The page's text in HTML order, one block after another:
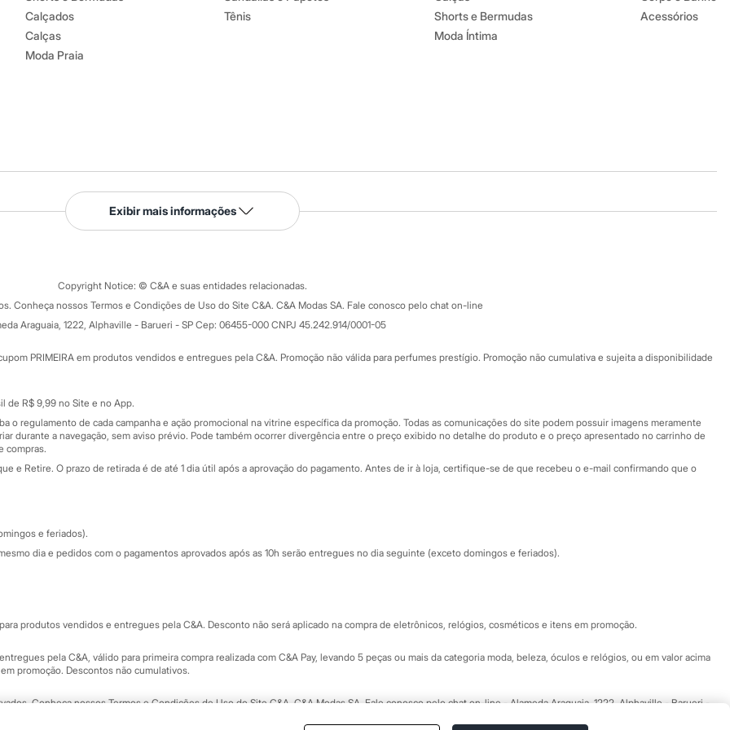
Calçados
Calças
Moda Praia
Tênis
Shorts e Bermudas
Moda Íntima
Acessórios
Serviços
Tipos de serviços
Formas de pagamento
Todas as vantagens
Minha C&A
Cupons de desconto
Atendimento
Fale conosco
Central de ética
Eventos
Exibir mais informações
Copyright Notice: © C&A e suas entidades relacionadas.
Conheça nossos Termos e Condições de Uso do Site C&A. C&A Modas SA. Fale conosco pelo chat on-line
Araguaia, 1222, Alphaville - Barueri - SP Cep: 06455-000 CNPJ 45.242.914/0001-05
PRIMEIRA em produtos vendidos e entregues pela C&A. Promoção não válida para perfumes prestígio. Promoção não cumulativa e sujeita a disponibilidade
de R$ 9,99 no Site e no App.
o regulamento de cada campanha e ação promocional na vitrine específica da promoção. Todas as comunicações do site podem possuir imagens meramente
durante a navegação, sem aviso prévio. Pode também ocorrer divergência entre o preço exibido no detalhe do produto e o preço apresentado no carrinho de
compras.
e Retire. O prazo de retirada é de até 1 dia útil após a aprovação do pagamento. Antes de ir à loja, certifique-se de que recebeu o e-mail confirmando que o
e feriados).
dia e pedidos com o pagamentos aprovados após as 10h serão entregues no dia seguinte (exceto domingos e feriados).
produtos vendidos e entregues pela C&A. Desconto não será aplicado na compra de eletrônicos, relógios, cosméticos e itens em promoção.
pela C&A, válido para primeira compra realizada com C&A Pay, levando 5 peças ou mais da categoria moda, beleza, óculos e relógios, ou em valor acima
promoção. Descontos não cumulativos.
Conheça nossos Termos e Condições de Uso do Site C&A. C&A Modas SA. Fale conosco pelochat on-line- Alameda Araguaia, 1222, Alphaville - Barueri -